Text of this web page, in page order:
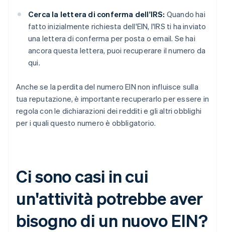
Cerca la lettera di conferma dell'IRS: Quando hai
fatto inizialmente richiesta dell'EIN, l'IRS ti ha inviato
una lettera di conferma per posta o email. Se hai
ancora questa lettera, puoi recuperare il numero da
qui.
Anche se la perdita del numero EIN non influisce sulla
tua reputazione, è importante recuperarlo per essere in
regola con le dichiarazioni dei redditi e gli altri obblighi
per i quali questo numero è obbligatorio.
Ci sono casi in cui
un'attività potrebbe aver
bisogno di un nuovo EIN?